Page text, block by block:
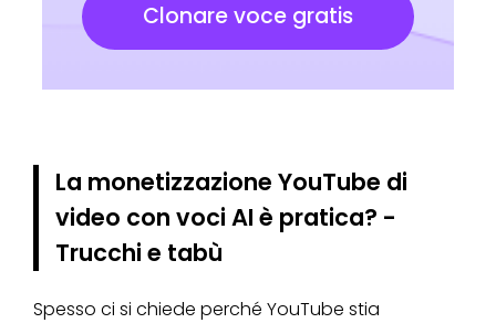
Clonare voce gratis
La monetizzazione YouTube di
video con voci AI è pratica? -
Trucchi e tabù
Spesso ci si chiede perché YouTube stia